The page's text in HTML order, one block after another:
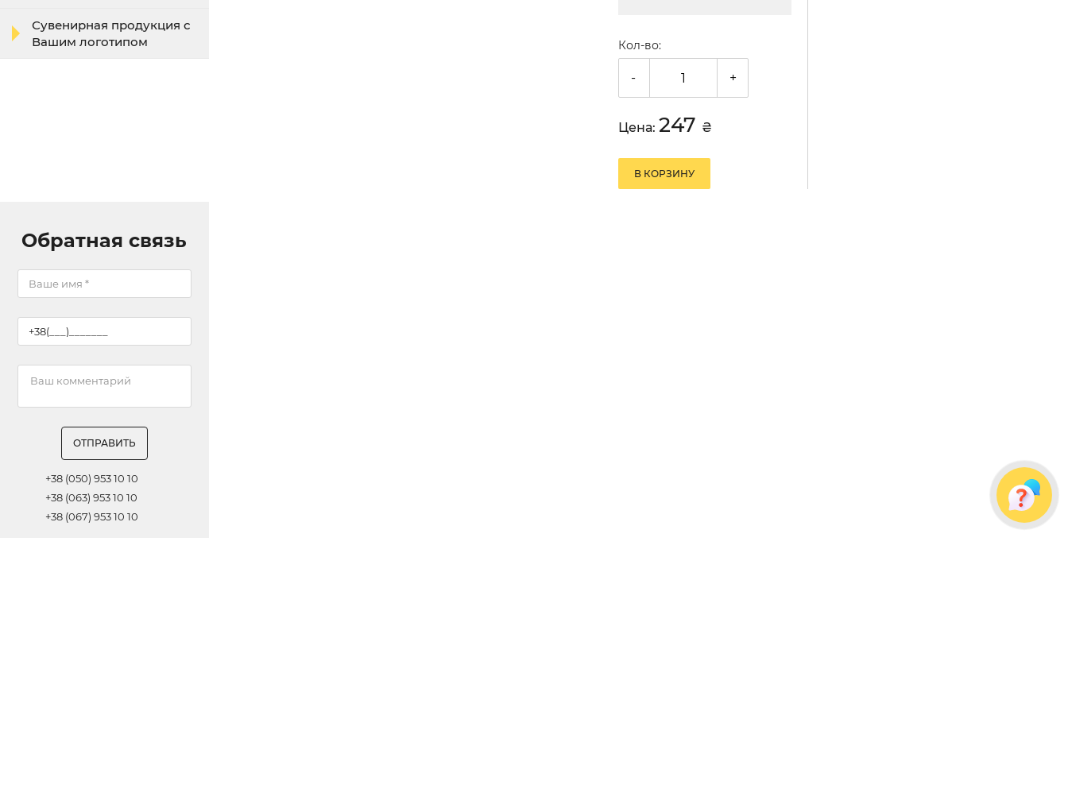
Сувенирная продукция с
Вашим логотипом
Обратная связь
ОТПРАВИТЬ
+38 (050) 953 10 10
+38 (063) 953 10 10
+38 (067) 953 10 10
Кол-во:
- +
Цена: 247 ₴
В КОРЗИНУ